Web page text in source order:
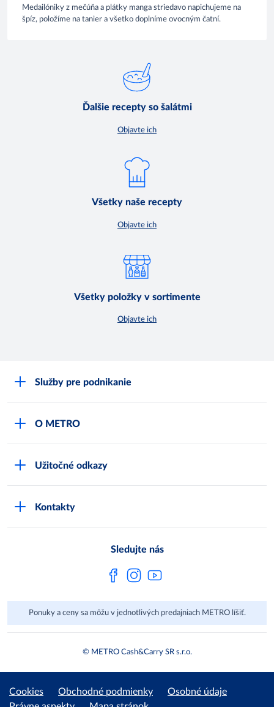
Medailóniky z mečúňa a plátky manga striedavo napichujeme na
špíz, položíme na tanier a všetko doplníme ovocným čatní.
Ďalšie recepty so šalátmi
Objavte ich
Všetky naše recepty
Objavte ich
Všetky položky v sortimente
Objavte ich
Služby pre podnikanie
Track & trace
O METRO
Užitočné odkazy
Kontakty
Sledujte nás
Ponuky a ceny sa môžu v jednotlivých predajniach METRO líšiť.
© METRO Cash&Carry SR s.r.o.
Cookies Obchodné podmienky
Osobné údaje